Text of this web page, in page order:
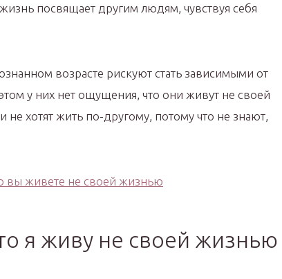
посвящает другим людям, чувствуя себя
возрасте рискуют стать зависимыми от
у них нет ощущения, что они живут не своей
хотят жить по-другому, потому что не знают,
я живу не своей жизнью